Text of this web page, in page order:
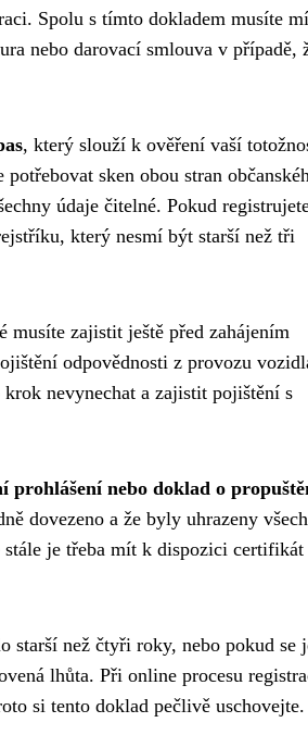
Spolu s tímto dokladem musíte
nebo darovací smlouva v případě,
, který slouží k ověření vaší
sken obou stran
údaje čitelné. Pokud
který nesmí být starší než tři
musíte zajistit ještě před zahájením
odpovědnosti z provozu
nevynechat a zajistit pojištění s
prohlášení nebo doklad o
dovezeno a že byly uhrazeny
je třeba mít k dispozici certifikát
starší než čtyři roky, nebo pokud se
lhůta. Při online procesu
si tento doklad pečlivě uschovejte.